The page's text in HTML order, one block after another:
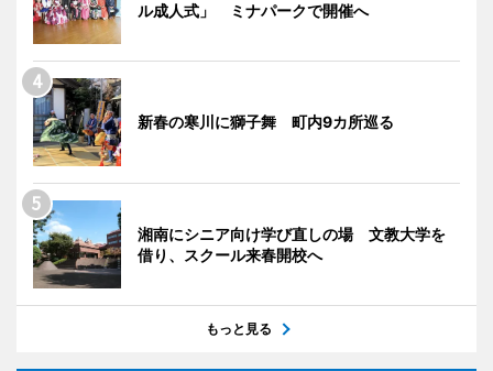
ル成人式」 ミナパークで開催へ
新春の寒川に獅子舞 町内9カ所巡る
湘南にシニア向け学び直しの場 文教大学を
借り、スクール来春開校へ
もっと見る